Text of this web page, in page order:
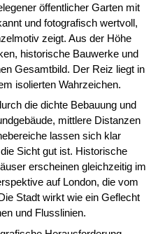
öffentlicher Garten mit
und fotografisch wertvoll,
zeigt. Aus der Höhe
historische Bauwerke und
Gesamtbild. Der Reiz liegt in
isolierten Wahrzeichen.
die dichte Bebauung und
mittlere Distanzen
lassen sich klar
Sicht gut ist. Historische
erscheinen gleichzeitig im
auf London, die vom
Stadt wirkt wie ein Geflecht
und Flusslinien.